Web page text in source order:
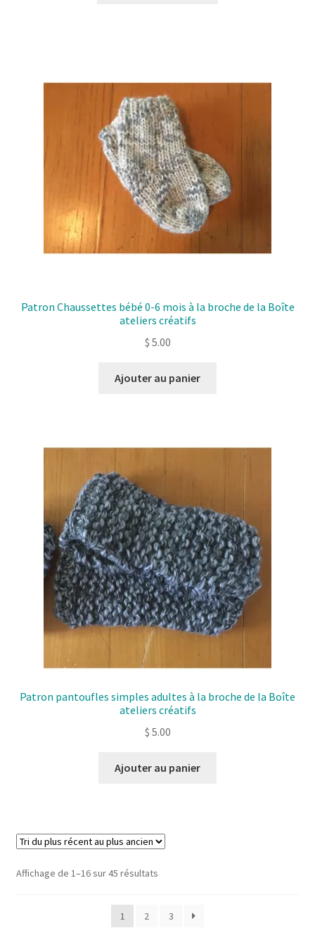
options
la
page
Patron Chaussettes bébé 0-6 mois à la broche de la Boîte
ateliers créatifs
$ 5.00
Ajouter au panier
Patron pantoufles simples adultes à la broche de la Boîte
ateliers créatifs
$ 5.00
Ajouter au panier
Affichage de 1–16 sur 45 résultatsSorted
1
2 3